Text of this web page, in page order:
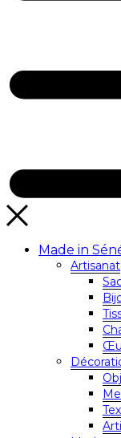
Made in
Artisanat